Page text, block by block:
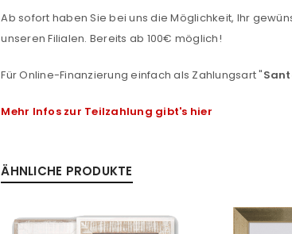
Benutzername oder E-Mail-Adresse
Passwort*
ANMELDEN
Ab sofort haben Sie bei uns die Möglichkeit, Ihr
unseren Filialen. Bereits ab 100€ möglich!
Für Online-Finanzierung einfach als Zahlungsart "
Mehr Infos zur Teilzahlung gibt's hier
ÄHNLICHE PRODUKTE